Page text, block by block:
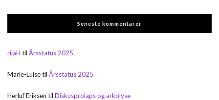
Seneste kommentarer
rijaH til Årsstatus 2025
Marie-Luisetil Årsstatus 2025
Herluf Eriksen til Diskusprolaps og arkolyse